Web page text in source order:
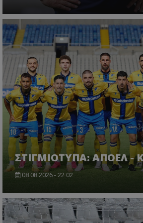
ΣΤΙΓΜΙΟΤΥΠΑ: ΑΠΟΕΛ -
08.08.2026 - 22:02